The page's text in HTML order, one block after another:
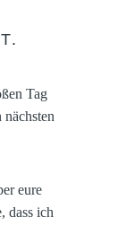
Tag
eure
dass ich